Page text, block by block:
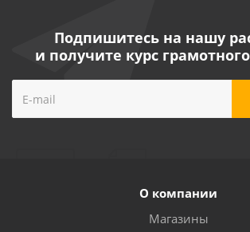
Подпишитесь на нашу
и получите курс
О компании
Магазины